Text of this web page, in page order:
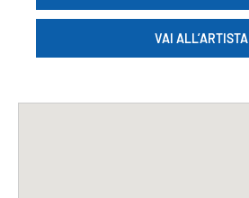
VAI ALL’ARTISTA